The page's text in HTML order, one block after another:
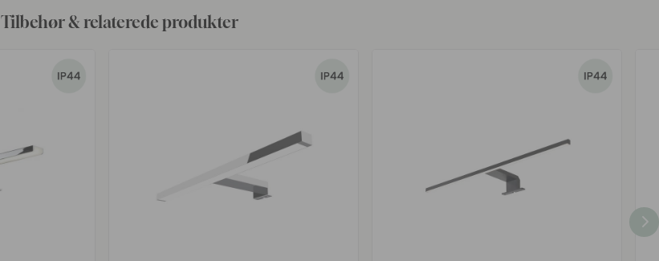
Tilbehør & relaterede produkter